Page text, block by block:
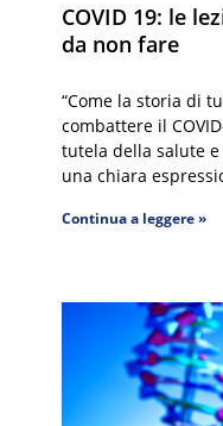
COVID 19: le
da non fare
“Come la storia di
combattere il
tutela della salute e
una chiara
Continua a leggere »